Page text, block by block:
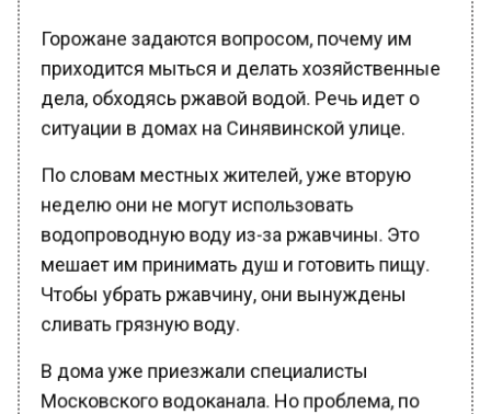
Горожане задаются вопросом, почему им
приходится мыться и делать хозяйственные
дела, обходясь ржавой водой. Речь идет о
ситуации в домах на Синявинской улице.
По словам местных жителей, уже вторую
неделю они не могут использовать
водопроводную воду из-за ржавчины. Это
мешает им принимать душ и готовить пищу.
Чтобы убрать ржавчину, они вынуждены
сливать грязную воду.
В дома уже приезжали специалисты
Московского водоканала. Но проблема, по